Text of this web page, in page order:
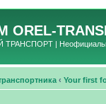
OREL-
|
‹ Your first